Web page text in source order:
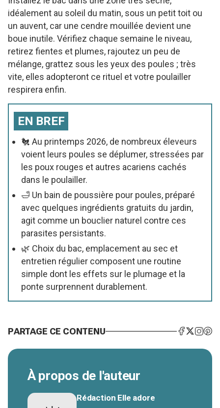
idéalement au soleil du matin, sous un petit toit ou
un auvent, car une cendre mouillée devient une
boue inutile. Vérifiez chaque semaine le niveau,
retirez fientes et plumes, rajoutez un peu de
mélange, grattez sous les yeux des poules ; très
vite, elles adopteront ce rituel et votre poulailler
respirera enfin.
EN BREF
🐔 Au printemps 2026, de nombreux éleveurs
voient leurs poules se déplumer, stressées par
les poux rouges et autres acariens cachés
dans le poulailler.
🛁 Un bain de poussière pour poules, préparé
avec quelques ingrédients gratuits du jardin,
agit comme un bouclier naturel contre ces
parasites persistants.
🌿 Choix du bac, emplacement au sec et
entretien régulier composent une routine
simple dont les effets sur le plumage et la
ponte surprennent durablement.
PARTAGE CE CONTENU
À propos de l'auteur
Rédaction Elle adore